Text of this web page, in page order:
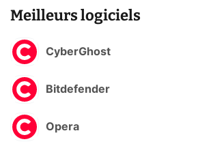
Meilleurs logiciels
CyberGhost
Bitdefender
Opera